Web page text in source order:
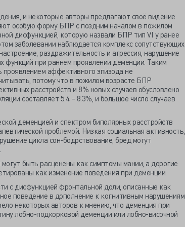
и некоторые авторы предлагают своё видение
особую форму БПР с поздним началом в пожилом
дисфункцией, которую назвали БПР тип VI у ранее
заболевании наблюдается комплекс сопутствующих
раздражительность и агрессия, нарушение
функций при раннем проявлении деменции. Таким
аффективного эпизода не
потому что в пожилом возрасте БПР
расстройств и 8% новых случаев обусловлено
составляет 5.4 – 8.3%, и большое число случаев
деменцией и спектром биполярных расстройств
проблемой. Низкая социальная активность,
цикла сон-бодрствование, бред могут
быть расценены как симптомы мании, а дорогие
как изменение поведения при деменции.
с дисфункцией фронтальной доли, описанные как
поведение в дополнение к когнитивным нарушениям
некоторых авторов к мнению, что деменция при
лобно-подкорковой деменции или лобно-височной